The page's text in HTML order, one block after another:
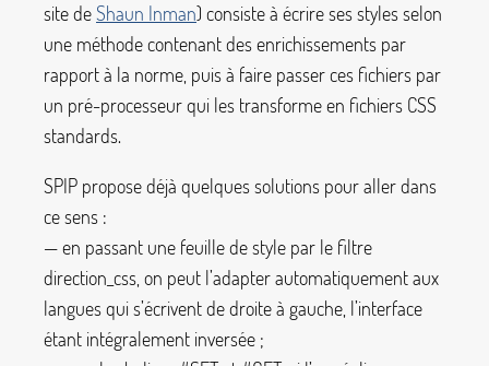
site deShaun Inman) consiste à écrire ses styles selon
une méthode contenant des enrichissements par
rapport à la norme, puis à faire passer ces fichiers par
un pré-processeur qui les transforme en fichiers CSS
standards.
SPIP propose déjà quelques solutions pour aller dans
ce sens :
— en passant une feuille de style par le filtre
direction_css , on peut l’adapter automatiquement aux
langues qui s’écrivent de droite à gauche, l’interface
étant intégralement inversée ;